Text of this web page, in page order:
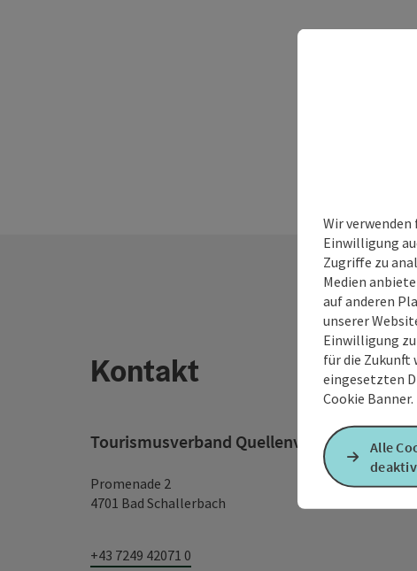
Kontakt
Tourismusverband Quellenviertel
Promenade 2
4701 Bad Schallerbach
+43 7249 42071 0
Wir
Einwilligung
Zugriffe zu
Medien
auf anderen
unserer
Einwilligung
für die Zukunft
eingesetzten
Cookie Banner.
Alle